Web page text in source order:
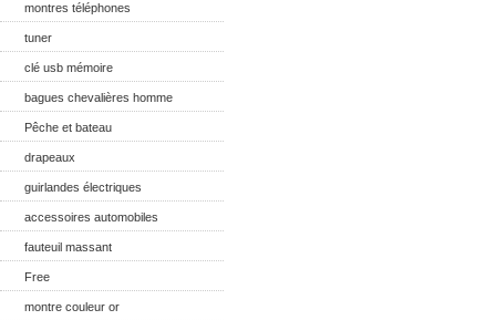
montres téléphones
tuner
clé usb mémoire
bagues chevalières homme
Pêche et bateau
drapeaux
guirlandes électriques
accessoires automobiles
fauteuil massant
Free
montre couleur or